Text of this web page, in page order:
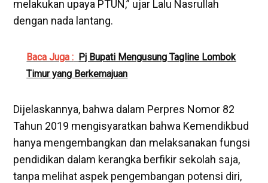
melakukan upaya PTUN,” ujar Lalu Nasrullah
dengan nada lantang.
Baca Juga : Pj Bupati Mengusung Tagline Lombok
Timur yang Berkemajuan
Dijelaskannya, bahwa dalam Perpres Nomor 82
Tahun 2019 mengisyaratkan bahwa Kemendikbud
hanya mengembangkan dan melaksanakan fungsi
pendidikan dalam kerangka berfikir sekolah saja,
tanpa melihat aspek pengembangan potensi diri,